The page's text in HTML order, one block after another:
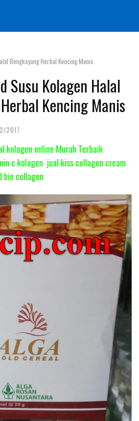
Bengkayang Herbal Kencing Manis
Susu Kolagen Halal
Kencing Manis
2017
kolagen online Murah Terbaik
c kolagen jual kiss collagen cream
bio collagen